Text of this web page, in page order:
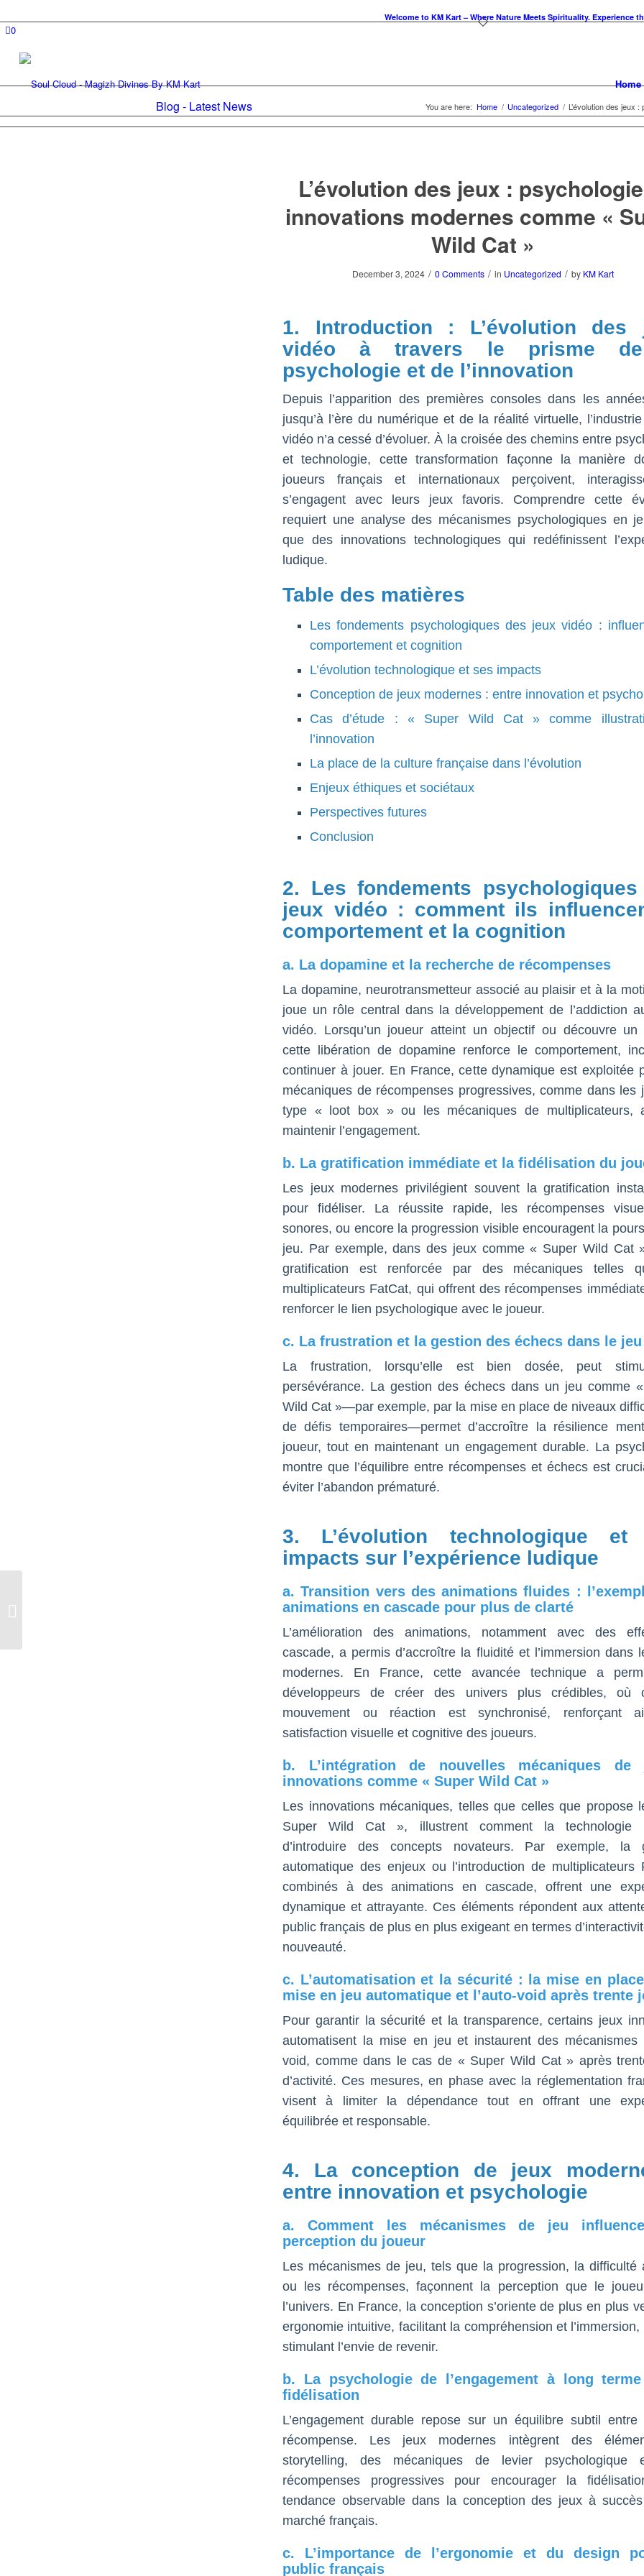
Welcome to KM Kart – Where Nature Meets Spirituality. Experience the
0
Home
Blog - Latest News You are here: Home / Uncategorized / L’évolution des jeux
L’évolution des jeux :
innovations modernes comme «
Wild Cat »
December 3, 2024 / 0 Comments / in Uncategorized / by KM Kart
1. Introduction : L’évolution des
vidéo à travers le prisme
psychologie et de l’innovation
Depuis l’apparition des premières consoles dans les
jusqu’à l’ère du numérique et de la réalité virtuelle,
vidéo n’a cessé d’évoluer. À la croisée des chemins entre
et technologie, cette transformation façonne la manière
joueurs français et internationaux perçoivent,
s’engagent avec leurs jeux favoris. Comprendre cette
requiert une analyse des mécanismes psychologiques en
que des innovations technologiques qui redéfinissent
ludique.
Table des matières
Les fondements psychologiques des jeux vidéo :
comportement et cognition
L’évolution technologique et ses impacts
Conception de jeux modernes : entre innovation et
Cas d’étude : « Super Wild Cat » comme
l’innovation
La place de la culture française dans l’évolution
Enjeux éthiques et sociétaux
Perspectives futures
Conclusion
2. Les fondements psychologiques
jeux vidéo : comment ils
comportement et la cognition
a. La dopamine et la recherche de récompenses
La dopamine, neurotransmetteur associé au plaisir et à la
joue un rôle central dans la développement de l’addiction
vidéo. Lorsqu’un joueur atteint un objectif ou découvre un
cette libération de dopamine renforce le comportement,
continuer à jouer. En France, cette dynamique est exploitée
mécaniques de récompenses progressives, comme dans les
type « loot box » ou les mécaniques de multiplicateurs,
maintenir l’engagement.
b. La gratification immédiate et la fidélisation du
Les jeux modernes privilégient souvent la gratification
pour fidéliser. La réussite rapide, les récompenses
sonores, ou encore la progression visible encouragent la
jeu. Par exemple, dans des jeux comme « Super Wild Cat
gratification est renforcée par des mécaniques telles
multiplicateurs FatCat, qui offrent des récompenses
renforcer le lien psychologique avec le joueur.
c. La frustration et la gestion des échecs dans le jeu
La frustration, lorsqu’elle est bien dosée, peut
persévérance. La gestion des échecs dans un jeu comme
Wild Cat »—par exemple, par la mise en place de niveaux
de défis temporaires—permet d’accroître la résilience
joueur, tout en maintenant un engagement durable. La
montre que l’équilibre entre récompenses et échecs est
éviter l’abandon prématuré.
3. L’évolution technologique et
impacts sur l’expérience ludique
a. Transition vers des animations fluides :
animations en cascade pour plus de clarté
L’amélioration des animations, notamment avec des
cascade, a permis d’accroître la fluidité et l’immersion dans
modernes. En France, cette avancée technique a
développeurs de créer des univers plus crédibles, où
mouvement ou réaction est synchronisé, renforçant
satisfaction visuelle et cognitive des joueurs.
b. L’intégration de nouvelles mécaniques
innovations comme « Super Wild Cat »
Les innovations mécaniques, telles que celles que propose
Super Wild Cat », illustrent comment la technologie
d’introduire des concepts novateurs. Par exemple, la
automatique des enjeux ou l’introduction de multiplicateurs
combinés à des animations en cascade, offrent une
dynamique et attrayante. Ces éléments répondent aux
public français de plus en plus exigeant en termes
nouveauté.
c. L’automatisation et la sécurité : la mise en
mise en jeu automatique et l’auto-void après trente
Pour garantir la sécurité et la transparence, certains jeux
automatisent la mise en jeu et instaurent des mécanismes
void, comme dans le cas de « Super Wild Cat » après
d’activité. Ces mesures, en phase avec la réglementation
visent à limiter la dépendance tout en offrant une
équilibrée et responsable.
4. La conception de jeux
entre innovation et psychologie
a. Comment les mécanismes de jeu
perception du joueur
Les mécanismes de jeu, tels que la progression, la difficulté
ou les récompenses, façonnent la perception que le
l’univers. En France, la conception s’oriente de plus en plus
ergonomie intuitive, facilitant la compréhension et l’immersion,
stimulant l’envie de revenir.
b. La psychologie de l’engagement à long
fidélisation
L’engagement durable repose sur un équilibre subtil
récompense. Les jeux modernes intègrent des
storytelling, des mécaniques de levier psychologique
récompenses progressives pour encourager la
tendance observable dans la conception des jeux à
marché français.
c. L’importance de l’ergonomie et du design
public français